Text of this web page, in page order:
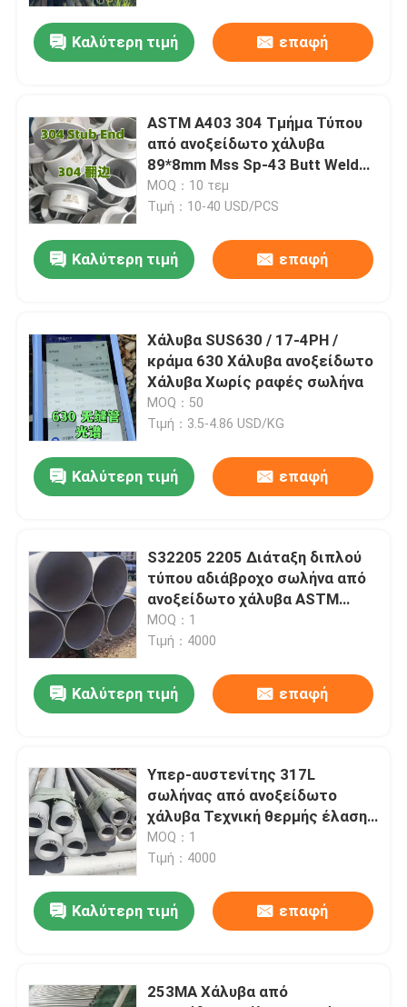
Προϊόντα
Βίντεο
Σχετικά με εμάς
Έλεγχος ποιότητας
Επικοινωνήστε μαζί μας
Ειδήσεις
Ζητήστε μια προσφορά
Ελασματοποιημένο εν ψυχρώ φύλλο ανοξείδωτου
Καυτός - κυλημένο πιάτο ανοξείδωτου
σπείρα λουρίδων ανοξείδωτου
Ενωμένος στενά ανοξείδωτο σωλήνας
Άνευ ραφής σωλήνας ανοξείδωτου
Ανοξείδωτο γύρω από το φραγμό
Καλύτερη τιμή επαφή
ASTM A403 304 Τμήμα Τύπου
από ανοξείδωτο χάλυβα
89*8mm Mss Sp-43 Butt Weld
Lap Joint Τμήμα Τύπου Τύπου
(Κοντός τύπος)
MOQ：10 τεμ
Τιμή：10-40 USD/PCS
Καλύτερη τιμή επαφή
Χάλυβα SUS630 / 17-4PH /
κράμα 630 Χάλυβα ανοξείδωτο
Χάλυβα Χωρίς ραφές σωλήνα
MOQ：50
Τιμή：3.5-4.86 USD/KG
Καλύτερη τιμή επαφή
S32205 2205 Διάταξη διπλού
τύπου αδιάβροχο σωλήνα από
ανοξείδωτο χάλυβα ASTM
A790/790M Υψηλής αντοχής σε
διάβρωση
MOQ：1
Τιμή：4000
Καλύτερη τιμή επαφή
Υπερ-αυστενίτης 317L
σωλήνας από ανοξείδωτο
χάλυβα Τεχνική θερμής έλασης
Ανθεκτικός στη διάβρωση
άψογος σωλήνας
MOQ：1
Τιμή：4000
Καλύτερη τιμή επαφή
253MA Χάλυβα από